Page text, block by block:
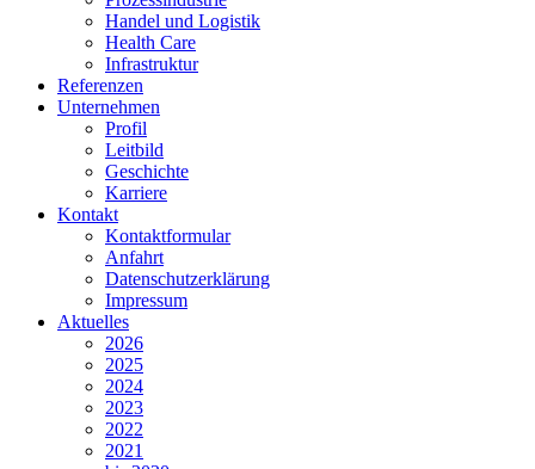
Handel und Logistik
Health Care
Infrastruktur
Referenzen
Unternehmen
Profil
Leitbild
Geschichte
Karriere
Kontakt
Kontaktformular
Anfahrt
Datenschutzerklärung
Impressum
Aktuelles
2026
2025
2024
2023
2022
2021